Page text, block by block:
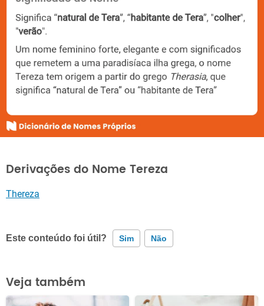
Derivações do Nome Tereza
Thereza
Este conteúdo foi útil? Sim Não
Este conteúdo contém informação incorreta
Este conteúdo não tem a informação que procuro
Veja também